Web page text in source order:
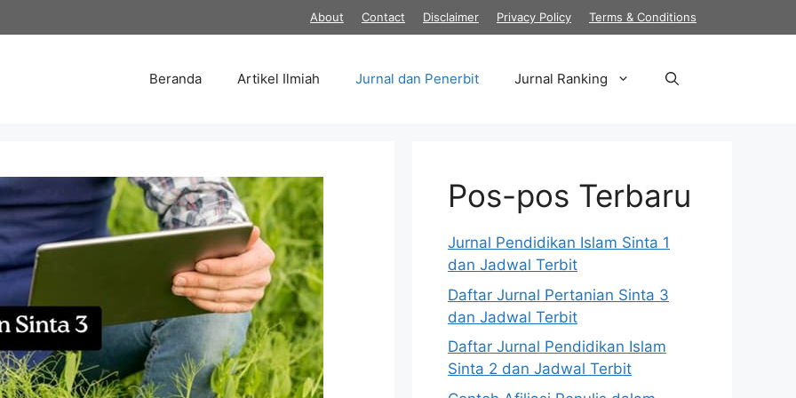
About Contact Disclaimer Privacy Policy Terms & Conditions
Beranda Artikel Ilmiah Jurnal dan Penerbit Jurnal Ranking
Pos-pos Terbaru
Jurnal Pendidikan Islam Sinta 1
dan Jadwal Terbit
Daftar Jurnal Pertanian Sinta 3
dan Jadwal Terbit
Daftar Jurnal Pendidikan Islam
Sinta 2 dan Jadwal Terbit